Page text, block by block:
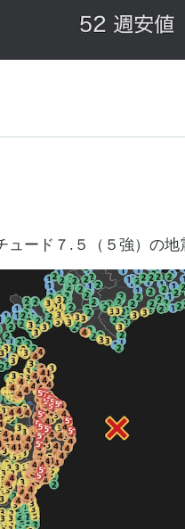
ード７.５（５強）の地